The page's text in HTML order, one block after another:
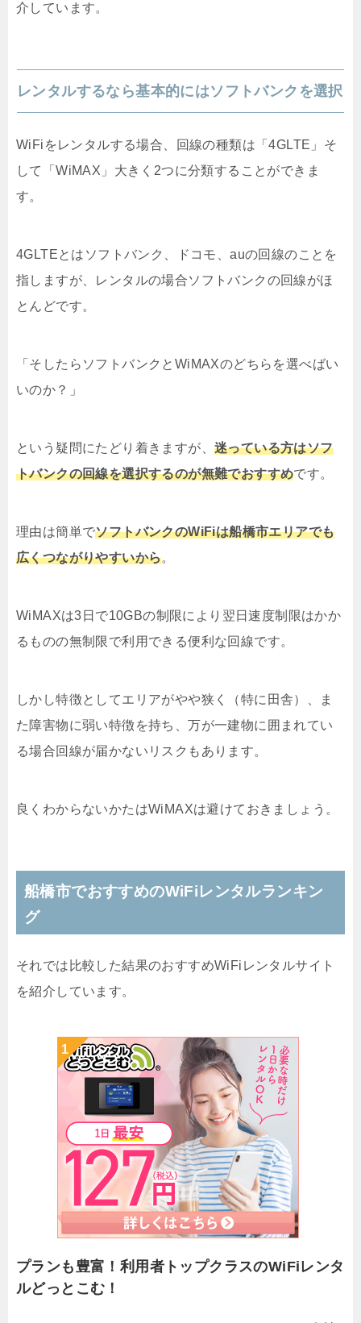
介しています。
レンタルするなら基本的にはソフトバンクを選択
WiFiをレンタルする場合、回線の種類は「4GLTE」そ
して「WiMAX」大きく2つに分類することができま
す。
4GLTEとはソフトバンク、ドコモ、auの回線のことを
指しますが、レンタルの場合ソフトバンクの回線がほ
とんどです。
「そしたらソフトバンクとWiMAXのどちらを選べばい
いのか？」
という疑問にたどり着きますが、 迷っている方はソフ
トバンクの回線を選択するのが無難でおすすめです。
理由は簡単でソフトバンクのWiFiは船橋市エリアでも
広くつながりやすいから。
WiMAXは3日で10GBの制限により翌日速度制限はかか
るものの無制限で利用できる便利な回線です。
しかし特徴としてエリアがやや狭く（特に田舎）、ま
た障害物に弱い特徴を持ち、万が一建物に囲まれてい
る場合回線が届かないリスクもあります。
良くわからないかたはWiMAXは避けておきましょう。
船橋市でおすすめのWiFiレンタルランキン
グ
それでは比較した結果のおすすめWiFiレンタルサイト
を紹介しています。
プランも豊富！利用者トップクラスのWiFiレンタ
ルどっとこむ！